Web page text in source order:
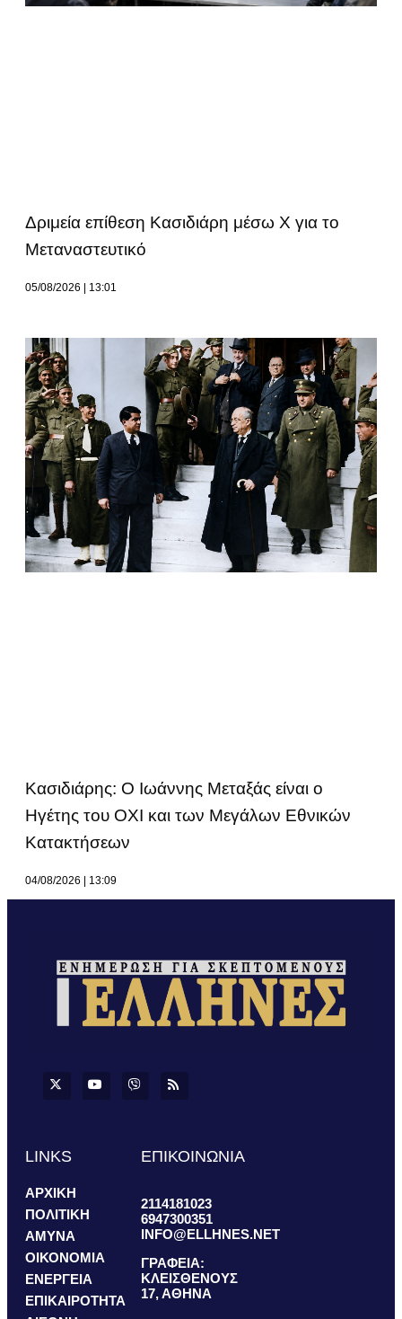
Δριμεία επίθεση Κασιδιάρη μέσω Χ για το
Μεταναστευτικό
05/08/2026 13:01
Κασιδιάρης: Ο Ιωάννης Μεταξάς είναι ο
Ηγέτης του ΟΧΙ και των Μεγάλων Εθνικών
Κατακτήσεων
04/08/2026 13:09
LINKS
ΑΡΧΙΚΗ
ΠΟΛΙΤΙΚΗ
ΑΜΥΝΑ
ΟΙΚΟΝΟΜΙΑ
ΕΝΕΡΓΕΙΑ
ΕΠΙΚΑΙΡΟΤΗΤΑ
ΕΠΙΚΟΙΝΩΝΙΑ
2114181023
6947300351
INFO@ELLHNES.NET
ΓΡΑΦΕΙΑ:
ΚΛΕΙΣΘΕΝΟΥΣ
17, ΑΘΗΝΑ